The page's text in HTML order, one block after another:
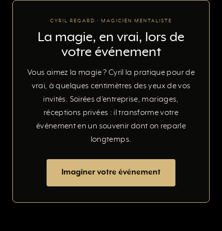
CYRIL REGARD · MAGICIEN MENTALISTE
La magie, en vrai, lors de
votre événement
Vous aimez la magie ? Cyril la pratique pour de
vrai, à quelques centimètres des yeux de vos
invités. Soirées d'entreprise, mariages,
réceptions privées : il transforme votre
événement en un souvenir dont on reparle
longtemps.
Imaginer votre événement